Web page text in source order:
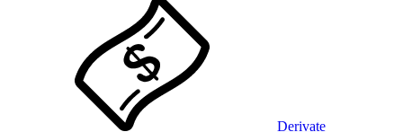
Derivate